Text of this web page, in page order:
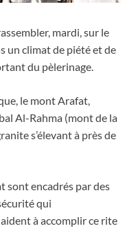
mardi, sur le
un climat de piété et de
du pèlerinage.
le mont Arafat,
Al-Rahma (mont de la
s’élevant à près de
sont encadrés par des
qui
à accomplir ce rite